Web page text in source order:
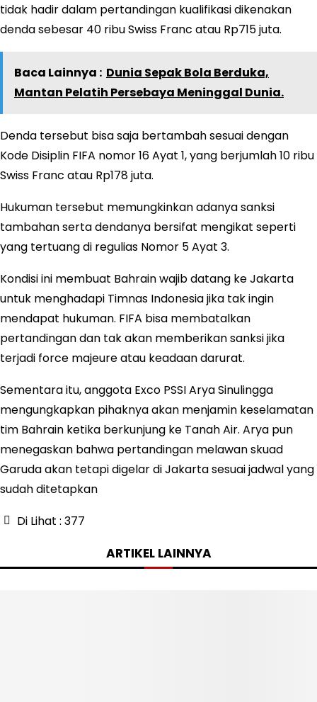
tidak hadir dalam pertandingan kualifikasi dikenakan
denda sebesar 40 ribu Swiss Franc atau Rp715 juta.
Baca Lainnya : Dunia Sepak Bola Berduka,
Mantan Pelatih Persebaya Meninggal Dunia.
Denda tersebut bisa saja bertambah sesuai dengan
Kode Disiplin FIFA nomor 16 Ayat 1, yang berjumlah 10 ribu
Swiss Franc atau Rp178 juta.
Hukuman tersebut memungkinkan adanya sanksi
tambahan serta dendanya bersifat mengikat seperti
yang tertuang di regulias Nomor 5 Ayat 3.
Kondisi ini membuat Bahrain wajib datang ke Jakarta
untuk menghadapi Timnas Indonesia jika tak ingin
mendapat hukuman. FIFA bisa membatalkan
pertandingan dan tak akan memberikan sanksi jika
terjadi force majeure atau keadaan darurat.
Sementara itu, anggota Exco PSSI Arya Sinulingga
mengungkapkan pihaknya akan menjamin keselamatan
tim Bahrain ketika berkunjung ke Tanah Air. Arya pun
menegaskan bahwa pertandingan melawan skuad
Garuda akan tetapi digelar di Jakarta sesuai jadwal yang
sudah ditetapkan
Di Lihat : 377
ARTIKEL LAINNYA